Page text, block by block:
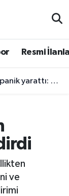
Resmi
7 kişi kurtarıldı
ve